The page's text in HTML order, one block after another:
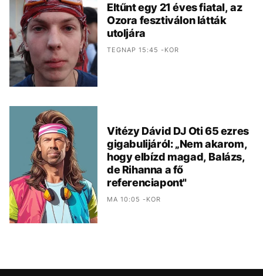
Eltűnt egy 21 éves fiatal, az
Ozora fesztiválon látták
utoljára
TEGNAP 15:45 -KOR
Vitézy Dávid DJ Oti 65 ezres
gigabulijáról: „Nem akarom,
hogy elbízd magad, Balázs,
de Rihanna a fő
referenciapont"
MA 10:05 -KOR